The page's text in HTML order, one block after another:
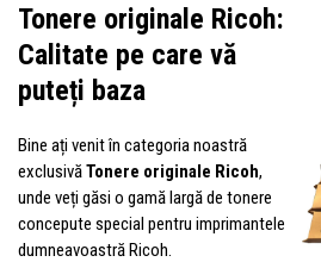
Tonere originale Ricoh:
Calitate pe care vă
puteți baza
Bine ați venit în categoria noastră
exclusivăTonere originale Ricoh,
unde veți găsi o gamă largă de tonere
concepute special pentru imprimantele
dumneavoastră Ricoh.